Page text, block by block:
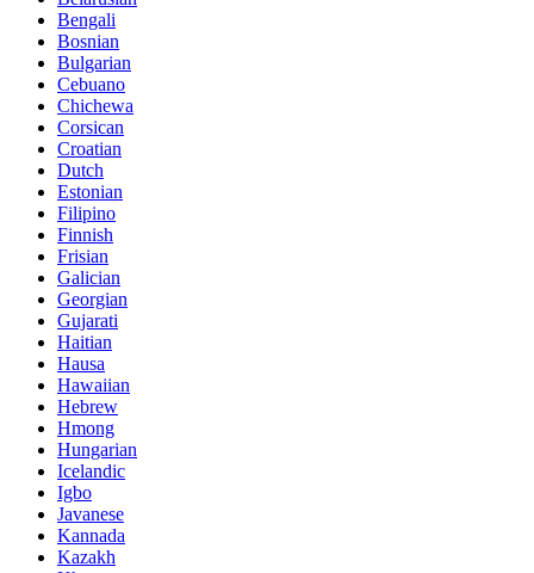
Bengali
Bosnian
Bulgarian
Cebuano
Chichewa
Corsican
Croatian
Dutch
Estonian
Filipino
Finnish
Frisian
Galician
Georgian
Gujarati
Haitian
Hausa
Hawaiian
Hebrew
Hmong
Hungarian
Icelandic
Igbo
Javanese
Kannada
Kazakh